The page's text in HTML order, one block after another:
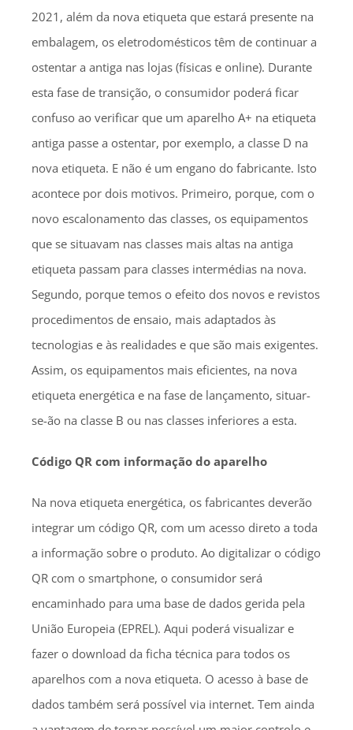
2021, além da nova etiqueta que estará presente na
embalagem, os eletrodomésticos têm de continuar a
ostentar a antiga nas lojas (físicas e online). Durante
esta fase de transição, o consumidor poderá ficar
confuso ao verificar que um aparelho A+ na etiqueta
antiga passe a ostentar, por exemplo, a classe D na
nova etiqueta. E não é um engano do fabricante. Isto
acontece por dois motivos. Primeiro, porque, com o
novo escalonamento das classes, os equipamentos
que se situavam nas classes mais altas na antiga
etiqueta passam para classes intermédias na nova.
Segundo, porque temos o efeito dos novos e revistos
procedimentos de ensaio, mais adaptados às
tecnologias e às realidades e que são mais exigentes.
Assim, os equipamentos mais eficientes, na nova
etiqueta energética e na fase de lançamento, situar-
se-ão na classe B ou nas classes inferiores a esta.
Código QR com informação do aparelho
Na nova etiqueta energética, os fabricantes deverão
integrar um código QR, com um acesso direto a toda
a informação sobre o produto. Ao digitalizar o código
QR com o smartphone, o consumidor será
encaminhado para uma base de dados gerida pela
União Europeia (EPREL). Aqui poderá visualizar e
fazer o download da ficha técnica para todos os
aparelhos com a nova etiqueta. O acesso à base de
dados também será possível via internet. Tem ainda